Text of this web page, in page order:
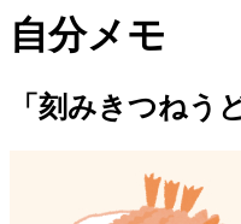
自分メモ
「刻みきつねう